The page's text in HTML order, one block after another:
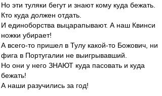
Но эти туляки бегут и знают кому куда бежать.
Кто куда должен отдать.
И единоборства выцарапывают. А наш Квинси
ножки убирает!
А всего-то пришел в Тулу какой-то Божович, ни
фига в Португалии не выигрывавший.
Но они у него ЗНАЮТ куда пасовать и куда
бежать!
А наши разучились за год!